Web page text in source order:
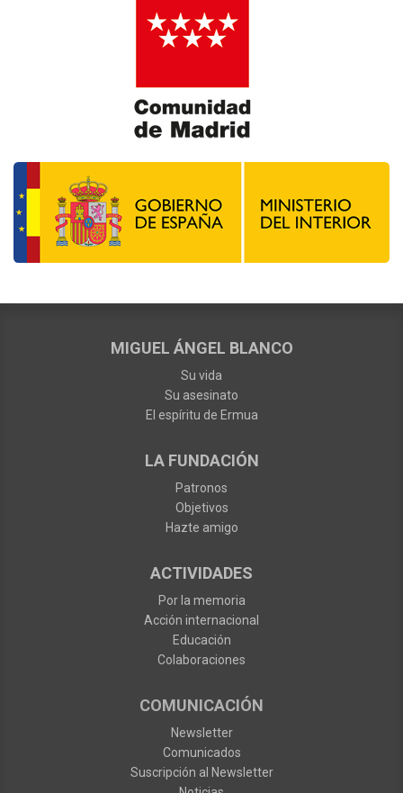
MIGUEL ÁNGEL BLANCO
Su vida
Su asesinato
El espíritu de Ermua
LA FUNDACIÓN
Patronos
Objetivos
Hazte amigo
ACTIVIDADES
Por la memoria
Acción internacional
Educación
Colaboraciones
COMUNICACIÓN
Newsletter
Comunicados
Suscripción al Newsletter